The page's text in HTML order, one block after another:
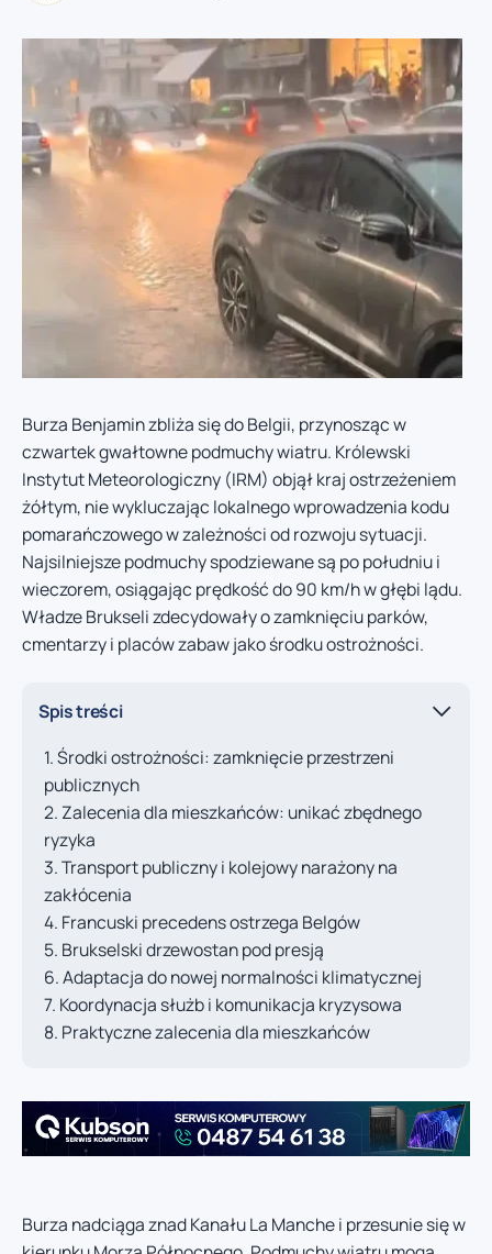
Burza Benjamin zbliża się do Belgii, przynosząc w
czwartek gwałtowne podmuchy wiatru. Królewski
Instytut Meteorologiczny (IRM) objął kraj ostrzeżeniem
żółtym, nie wykluczając lokalnego wprowadzenia kodu
pomarańczowego w zależności od rozwoju sytuacji.
Najsilniejsze podmuchy spodziewane są po południu i
wieczorem, osiągając prędkość do 90 km/h w głębi lądu.
Władze Brukseli zdecydowały o zamknięciu parków,
cmentarzy i placów zabaw jako środku ostrożności.
Spis treści
Środki ostrożności: zamknięcie przestrzeni
publicznych
Zalecenia dla mieszkańców: unikać zbędnego
ryzyka
Transport publiczny i kolejowy narażony na
zakłócenia
Francuski precedens ostrzega Belgów
Brukselski drzewostan pod presją
Adaptacja do nowej normalności klimatycznej
Koordynacja służb i komunikacja kryzysowa
Praktyczne zalecenia dla mieszkańców
Burza nadciąga znad Kanału La Manche i przesunie się w